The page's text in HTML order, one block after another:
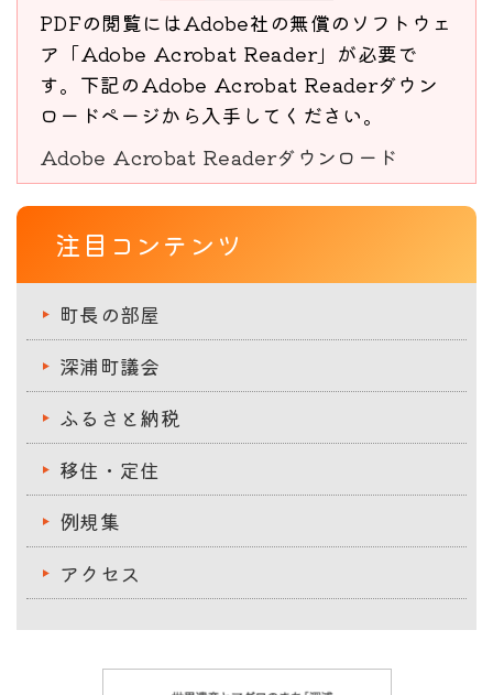
PDFの閲覧にはAdobe社の無償のソフトウェ
ア「Adobe Acrobat Reader」が必要で
す。下記のAdobe Acrobat Readerダウン
ロードページから入手してください。
Adobe Acrobat Readerダウンロード
注目コンテンツ
町長の部屋
深浦町議会
ふるさと納税
移住・定住
例規集
アクセス